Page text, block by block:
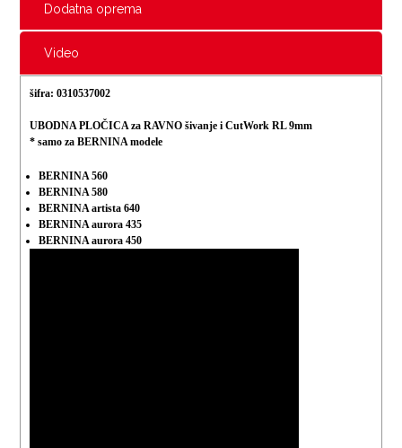
Dodatna oprema
Video
šifra: 0310537002
UBODNA PLOČICA za RAVNO šivanje i CutWork RL 9mm
* samo za BERNINA modele
BERNINA 560
BERNINA 580
BERNINA artista 640
BERNINA aurora 435
BERNINA aurora 450